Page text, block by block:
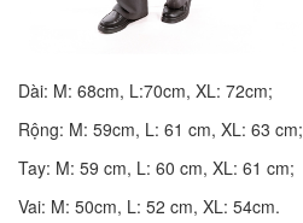
Dài: M: 68cm, L:70cm, XL: 72cm;
Rộng: M: 59cm, L: 61 cm, XL: 63 cm;
Tay: M: 59 cm, L: 60 cm, XL: 61 cm;
Vai: M: 50cm, L: 52 cm, XL: 54cm.